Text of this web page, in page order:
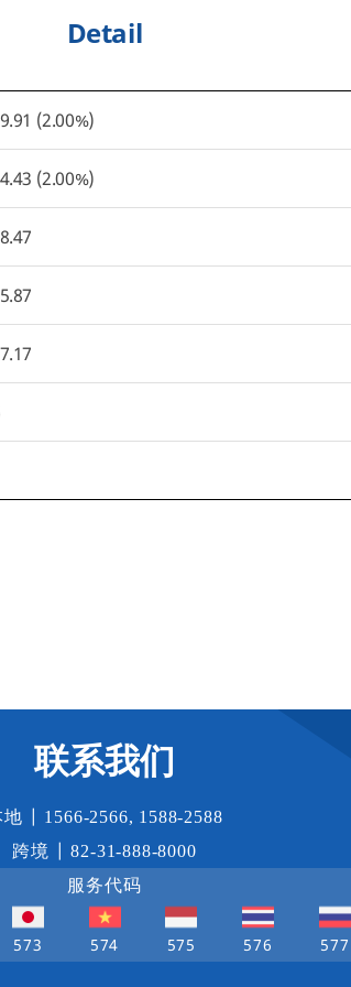
Detail
(2.00%)
(2.00%)
联系我们
地 | 1566-2566, 1588-2588
跨境 |82-31-888-8000
服务代码
573 574 575 576 577